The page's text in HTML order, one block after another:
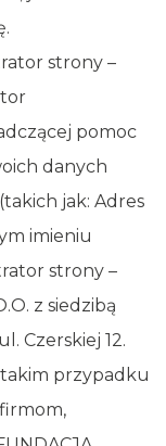
strony –
pomoc
danych
jak: Adres
imieniu
strony –
z siedzibą
Czerskiej 12.
przypadku